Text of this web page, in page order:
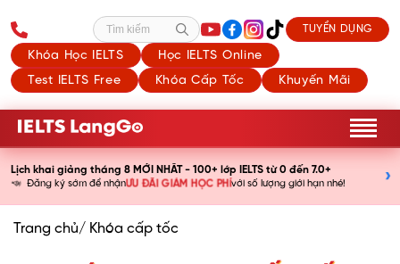
Khóa Học IELTS
Học IELTS Online
Test IELTS Free
Khóa Cấp Tốc Khuyến Mãi
Tìm kiếm TUYỂN DỤNG
Lịch khai giảng tháng 8 MỚI NHẤT - 100+ lớp IELTS từ 0 đến 7.0+
📣 Đăng ký sớm để nhậnƯU ĐÃI GIẢM HỌC PHÍvới số lượng giới hạn nhé! ›
Trang chủ/ Khóa cấp tốc